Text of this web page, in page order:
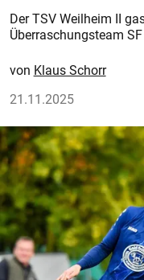
Der TSV Weilheim II
Überraschungsteam
Klaus Schorr
21.11.2025